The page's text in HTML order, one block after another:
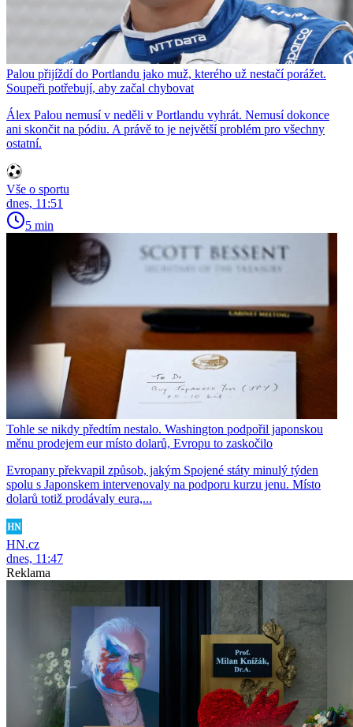
Palou přijíždí do Portlandu jako muž, kterého už nestačí porážet.
Soupeři potřebují, aby začal chybovat
Álex Palou nemusí v neděli v Portlandu vyhrát. Nemusí dokonce
ani skončit na pódiu. A právě to je největší problém pro všechny
ostatní.
Vše o sportu
dnes, 11:51
5 min
Tohle se nikdy předtím nestalo. Washington podpořil japonskou
měnu prodejem eur místo dolarů, Evropu to zaskočilo
Evropany překvapil způsob, jakým Spojené státy minulý týden
spolu s Japonskem intervenovaly na podporu kurzu jenu. Místo
dolarů totiž prodávaly eura,...
HN.cz
dnes, 11:47
Reklama